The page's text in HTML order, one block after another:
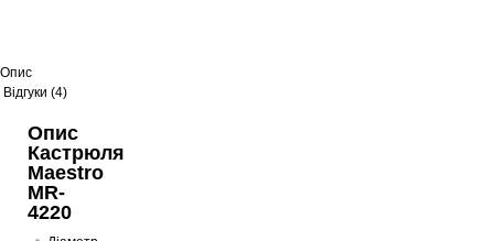
Опис
Відгуки (4)
Опис
Кастрюля
Maestro
MR-
4220